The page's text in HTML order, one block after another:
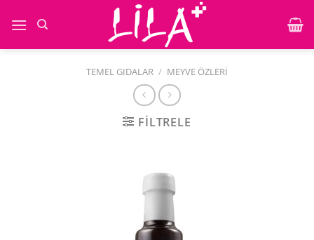
atla
TEMEL GIDALAR / MEYVE ÖZLERI
FILTRELE